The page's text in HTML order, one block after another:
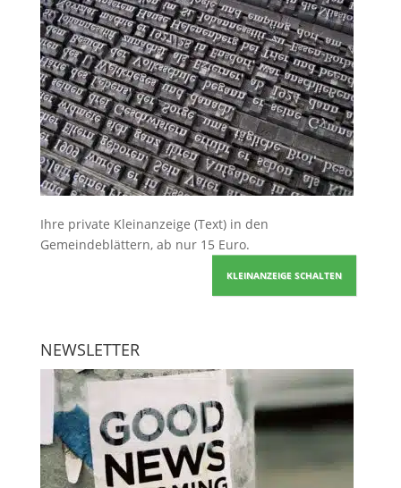
Ihre private Kleinanzeige (Text) in den
Gemeindeblättern, ab nur 15 Euro.
KLEINANZEIGE SCHALTEN
NEWSLETTER